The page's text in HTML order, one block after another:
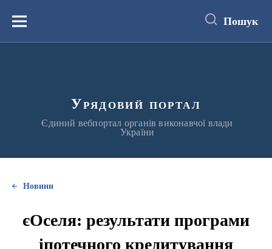
вмістуМеню Пошук
Урядовий портал
Єдиний вебпортал органів виконавчої влади
України
Новини
єОселя: результати програми
іпотечного кредитування